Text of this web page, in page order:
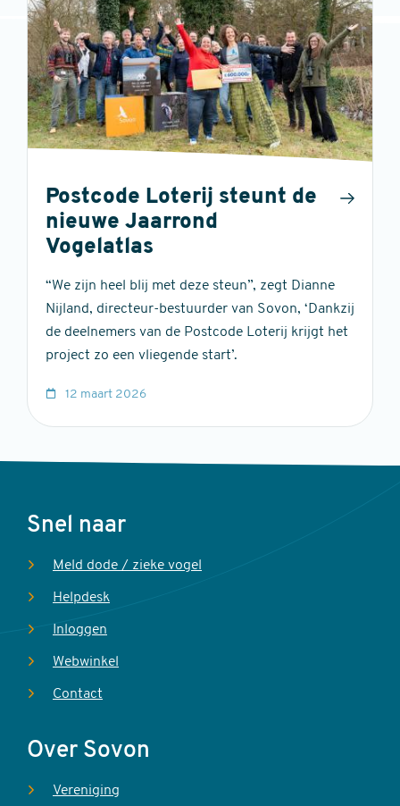
Postcode Loterij steunt de
nieuwe Jaarrond
Vogelatlas
“We zijn heel blij met deze steun”, zegt Dianne
Nijland, directeur-bestuurder van Sovon, ‘Dankzij
de deelnemers van de Postcode Loterij krijgt het
project zo een vliegende start’.
12 maart 2026
Voet
Snel naar
Meld dode / zieke vogel
Helpdesk
Inloggen
Webwinkel
Contact
Over Sovon
Vereniging